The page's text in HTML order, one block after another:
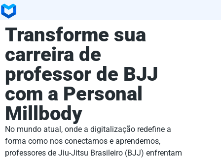
Transforme sua
carreira de
professor de BJJ
com a Personal
Millbody
No mundo atual, onde a digitalização redefine a
forma como nos conectamos e aprendemos,
professores de Jiu-Jitsu Brasileiro (BJJ) enfrentam